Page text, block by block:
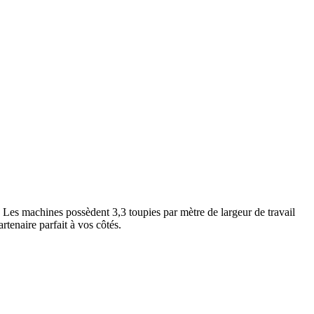
Les machines possèdent 3,3 toupies par mètre de largeur de travail
parfait à vos côtés.